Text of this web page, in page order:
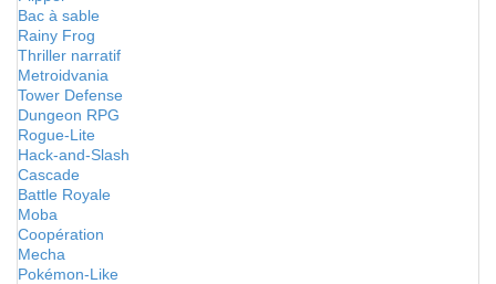
Bac à sable
Rainy Frog
Thriller narratif
Metroidvania
Tower Defense
Dungeon RPG
Rogue-Lite
Hack-and-Slash
Cascade
Battle Royale
Moba
Coopération
Mecha
Pokémon-Like